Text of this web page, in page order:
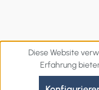
Diese Website
Erfahrung